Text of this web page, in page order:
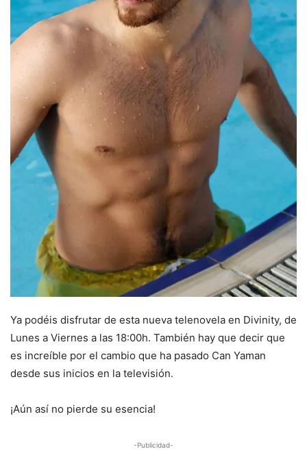
Ya podéis disfrutar de esta nueva telenovela en Divinity, de
Lunes a Viernes a las 18:00h. También hay que decir que
es increíble por el cambio que ha pasado Can Yaman
desde sus inicios en la televisión.
¡Aún así no pierde su esencia!
-Publicidad-